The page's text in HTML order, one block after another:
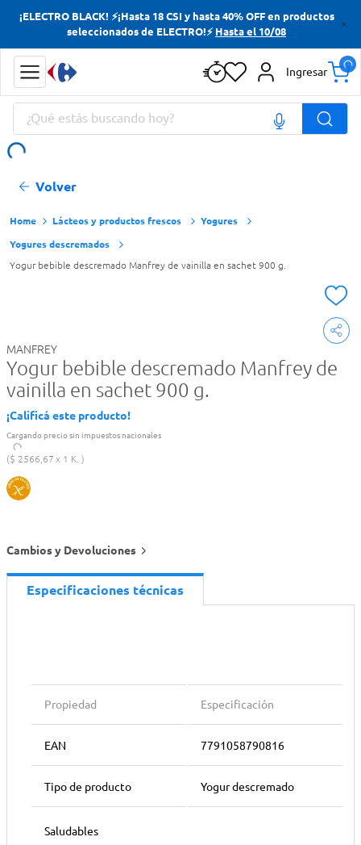
¡ELECTRO BLACK! ⚡¡Hasta 18 CSI y hasta 40% OFF en productos
seleccionados de ELECTRO!⚡ Hasta el 10/08
Ingresar
¿Qué estás buscando hoy?
Volver
Lácteos y productos frescos
Yogures
Yogures descremados
Yogur bebible descremado Manfrey de vainilla en sachet 900 g.
MANFREY
Yogur bebible descremado Manfrey de
vainilla en sachet 900 g.
¡Calificá este producto!
Cargando precio sin impuestos nacionales
$ 2566,67 1 K.
Cambios y Devoluciones
Especificaciones técnicas
Propiedad Especificación
EAN 7791058790816
Tipo de producto Yogur descremado
Saludables
Términos más buscados
Yerba
Cerveza
Doves
Papas Fritas
Términos más buscados
Yerba
Cerveza
Doves
Papas Fritas